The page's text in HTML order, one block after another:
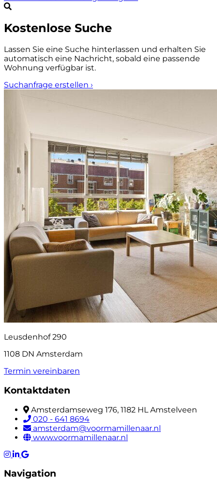
Kostenlose Suche
Lassen Sie eine Suche hinterlassen und erhalten Sie
automatisch eine Nachricht, sobald eine passende
Wohnung verfügbar ist.
Suchanfrage erstellen ›
Leusdenhof 290
1108 DN Amsterdam
Termin vereinbaren
Kontaktdaten
Amsterdamseweg 176, 1182 HL Amstelveen
020 - 641 8694
amsterdam@voormamillenaar.nl
www.voormamillenaar.nl
Navigation